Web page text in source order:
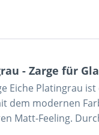
- Zarge für
Platingrau
dem modernen
Matt-Feeling.